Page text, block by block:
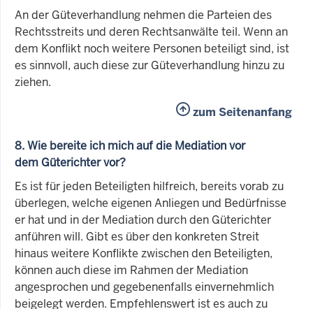
An der Güteverhandlung nehmen die Parteien des
Rechtsstreits und deren Rechtsanwälte teil. Wenn an
dem Konflikt noch weitere Personen beteiligt sind, ist
es sinnvoll, auch diese zur Güteverhandlung hinzu zu
ziehen.
zum Seitenanfang
8. Wie bereite ich mich auf die Mediation vor
dem Güterichter vor?
Es ist für jeden Beteiligten hilfreich, bereits vorab zu
überlegen, welche eigenen Anliegen und Bedürfnisse
er hat und in der Mediation durch den Güterichter
anführen will. Gibt es über den konkreten Streit
hinaus weitere Konflikte zwischen den Beteiligten,
können auch diese im Rahmen der Mediation
angesprochen und gegebenenfalls einvernehmlich
beigelegt werden. Empfehlenswert ist es auch zu